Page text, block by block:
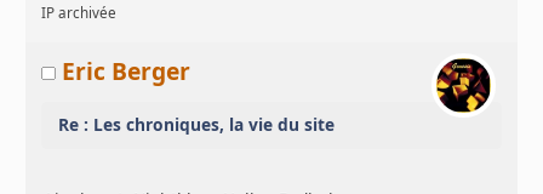
IP archivée
Eric Berger
Re : Les chroniques, la vie du site